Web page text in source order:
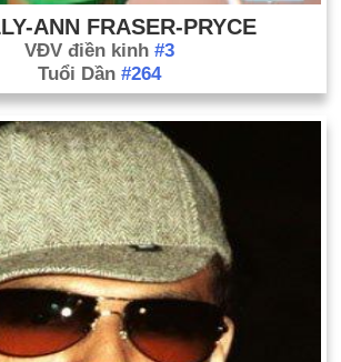
ANN FRASER-PRYCE
VĐV điền kinh #3
Tuổi Dần #264